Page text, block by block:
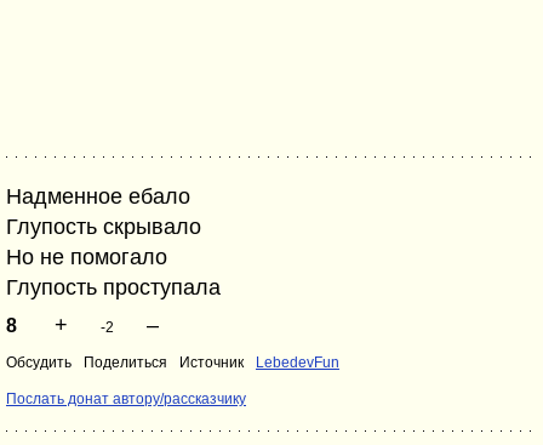
Надменное ебало
Глупость скрывало
Но не помогало
Глупость проступала
8 + -2 –
Обсудить Поделиться Источник LebedevFun
Послать донат автору/рассказчику